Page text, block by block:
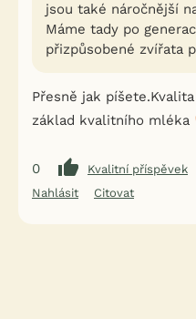
jsou také náročnější
Máme tady po
přizpůsobené zvířata
Přesně jak
základ kvalitního mléka
0
Kvalitní příspěvek
Nahlásit
Citovat